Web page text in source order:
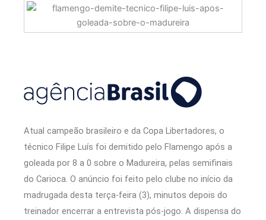
Atual campeão brasileiro e da Copa Libertadores, o
técnico Filipe Luís foi demitido pelo Flamengo após a
goleada por 8 a 0 sobre o Madureira, pelas semifinais
do Carioca. O anúncio foi feito pelo clube no início da
madrugada desta terça-feira (3), minutos depois do
treinador encerrar a entrevista pós-jogo. A dispensa do